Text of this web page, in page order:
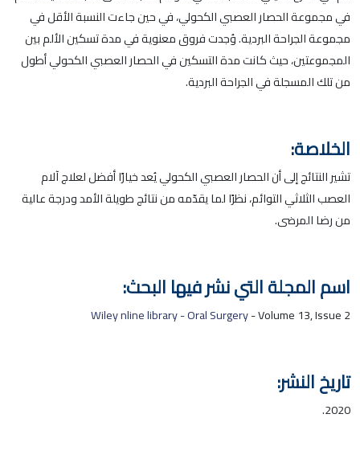
في مجموعة الحصار العصبي الكحولي، في حين جاءت النسبة الأقل في
مجموعة الجراحة البردية. وُجدت فروق معنوية في مدة تسكين الألم بين
المجموعتين، حيث كانت مدة التسكين في الحصار العصبي الكحولي أطول
من تلك المسجلة في الجراحة البردية.
الخلاصة:
تشير النتائج إلى أن الحصار العصبي الكحولي يُعد خيارًا أفضل لعلاج آلام
العصب الثلاثي التوائم، نظرًا لما يقدّمه من نتائج طويلة الأمد ودرجة عالية
من رضا المرضى.
اسم المجلة التي نشر فيها البحث:
Wiley nline library - Oral Surgery- Volume 13, Issue 2
تاريخ النشر:
2020.